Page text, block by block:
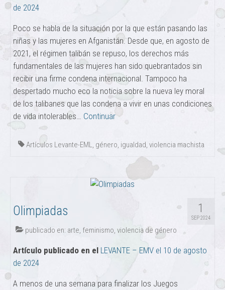
de 2024
Poco se habla de la situación por la que están pasando las
niñas y las mujeres en Afganistán. Desde que, en agosto de
2021, el régimen talibán se repuso, los derechos más
fundamentales de las mujeres han sido quebrantados sin
recibir una firme condena internacional. Tampoco ha
despertado mucho eco la noticia sobre la nueva ley moral
de los talibanes que las condena a vivir en unas condiciones
de vida intolerables… Continuar
Artículos Levante-EML, género, igualdad, violencia machista
1
SEP 2024
Olimpiadas
publicado en: arte, feminismo, violencia de género
Artículo publicado en el LEVANTE – EMV el 10 de agosto
de 2024
A menos de una semana para finalizar los Juegos